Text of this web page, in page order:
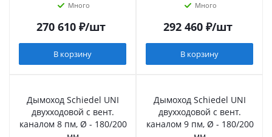
Много
270 610₽/шт
В корзину
Много
292 460₽/шт
В корзину
Дымоход Schiedel UNI
двухходовой с вент.
каналом 8 пм, Ø - 180/200
Дымоход Schiedel UNI
двухходовой с вент.
каналом 9 пм, Ø - 180/200